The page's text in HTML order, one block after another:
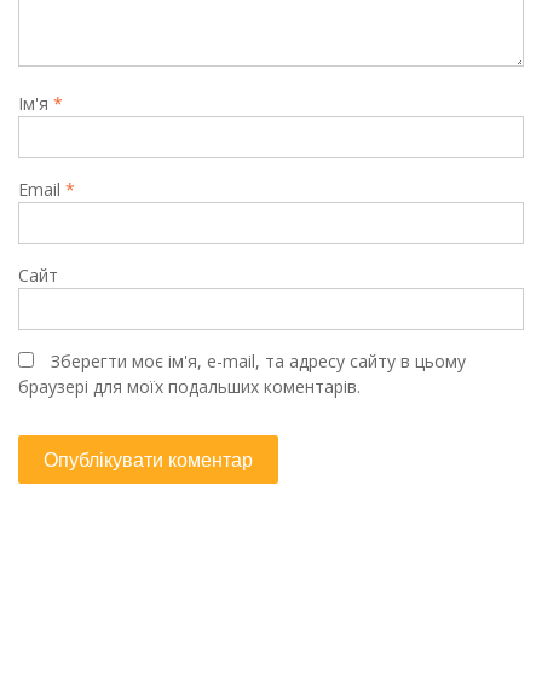
Ім'я *
Email *
Сайт
Зберегти моє ім'я, e-mail, та адресу сайту в цьому
браузері для моїх подальших коментарів.